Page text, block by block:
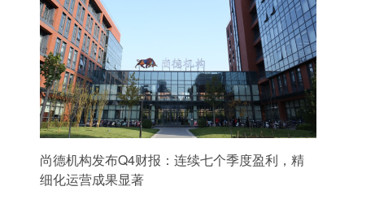
尚德机构发布Q4财报：连续七个季度盈利，精
细化运营成果显著